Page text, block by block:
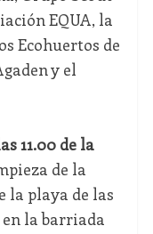
EQUA, la
Ecohuertos de
y el
11.00 de la
de la
la playa de las
la barriada